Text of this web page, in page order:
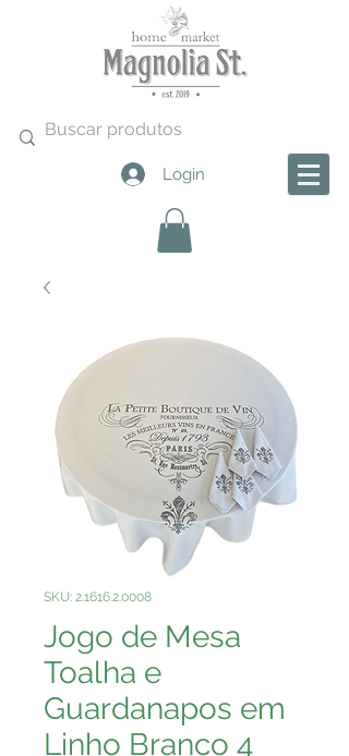
Login
SKU: 2.1616.2.0008
Jogo de Mesa
Toalha e
Guardanapos em
Linho Branco 4